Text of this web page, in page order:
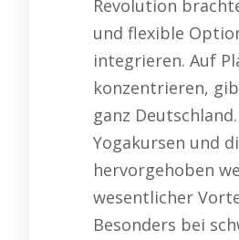
Revolution
und flexible
integrieren. Auf
konzentrieren,
ganz
Yogakursen und
hervorgehoben
wesentlicher
Besonders bei